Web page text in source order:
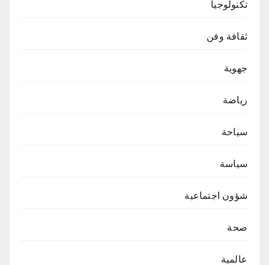
تكنولوجيا
ثقافة وفن
جهوية
رياضة
سياحة
سياسة
شؤون اجتماعية
صحة
عالمية